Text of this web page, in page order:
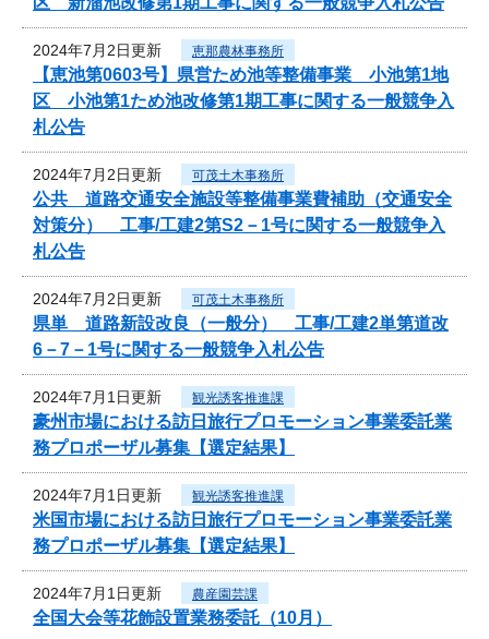
2024年7月2日更新 恵那農林事務所
【恵池第0603号】県営ため池等整備事業 小池第1地
区 小池第1ため池改修第1期工事に関する一般競争入
札公告
2024年7月2日更新 可茂土木事務所
公共 道路交通安全施設等整備事業費補助（交通安全
対策分） 工事/工建2第S2－1号に関する一般競争入
札公告
2024年7月2日更新 可茂土木事務所
県単 道路新設改良（一般分） 工事/工建2単第道改
6－7－1号に関する一般競争入札公告
2024年7月1日更新 観光誘客推進課
豪州市場における訪日旅行プロモーション事業委託業
務プロポーザル募集【選定結果】
2024年7月1日更新 観光誘客推進課
米国市場における訪日旅行プロモーション事業委託業
務プロポーザル募集【選定結果】
2024年7月1日更新 農産園芸課
全国大会等花飾設置業務委託（10月）